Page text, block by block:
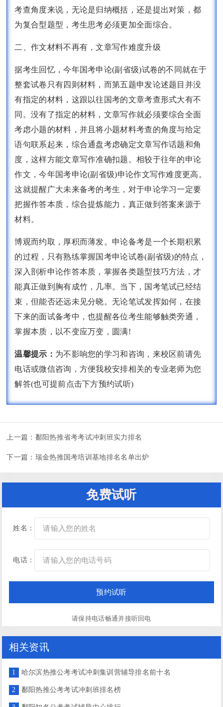
考查角度来说，无论是归纳概括，还是提出对策，都
为复合型题型，考生思考必须更加全面综合。
二、作文材料不再有，文章写作难度升级
据考生回忆，今年国考申论(副省级)试卷的不同就在于
整套试卷只有四则材料，而第五题申发论述题目并没
有指定的材料，这跟以往国考的文章考查形式大有不
同。没有了指定的材料，文章写作就必须要综合全面
考虑小题的材料，并且将小题材料考查的角度与给定
语句联系起来，综合通盘考虑确定文章写作话题和角
度，这样方能文章写作准确扣题。相较于往年的申论
作文，今年国考申论(副省级)申论作文写作难度更高。
这就提醒广大未来备考的考生，对于申论学习一定要
把握作答本质，综合提炼能力，真正做到答案来源于
材料。
博观而约取，厚积而薄发。申论备考是一个长期积累
的过程，只有熟练掌握国考申论试卷(副省级)的特点，
深入剖析申论作答本质，掌握各类题型技巧方法，才
能真正做到胸有成竹，几率。当下，国考笔试已经结
束，但能否还远未见分晓。无论笔试发挥如何，在接
下来的面试备考中，也提醒各位考生能够触类旁通，
掌握本质，以不变应万变，圆满!
温馨提示： 为不影响您的学习和咨询，来校区前请先
电话或微信咨询，方便我校安排相关的专业老师为您
解答(也可提前点击下方预约试听)
上一篇： 鄱阳热推省考考试冲刺班实力排名
下一篇： 瑞金热推国考培训基地排名名单出炉
免费试听
姓名：
电话：
请保持电话畅通并接听回电
相关资讯
1 哈尔滨热推公考考试冲刺集训营辅导排名前十名
2 鄱阳热推公考考试冲刺班排名榜